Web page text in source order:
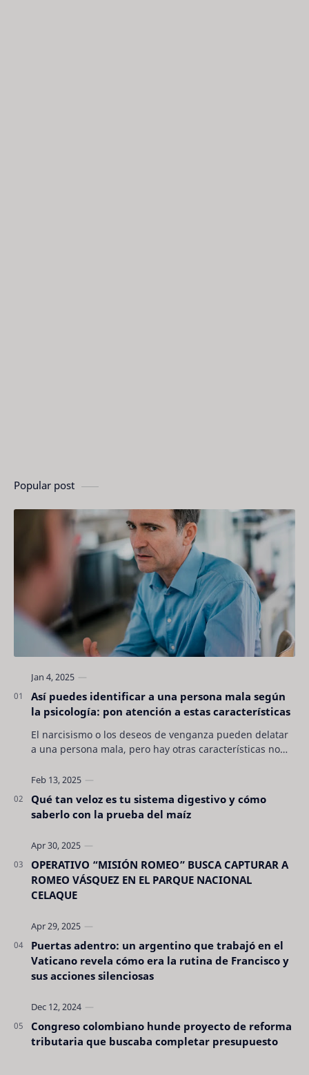
Popular post
Así puedes identificar a una persona mala según
la psicología: pon atención a estas características
El narcisismo o los deseos de venganza pueden delatar
a una persona mala, pero hay otras características no
Qué tan veloz es tu sistema digestivo y cómo
saberlo con la prueba del maíz
OPERATIVO “MISIÓN ROMEO” BUSCA CAPTURAR A
ROMEO VÁSQUEZ EN EL PARQUE NACIONAL
CELAQUE
Puertas adentro: un argentino que trabajó en el
Vaticano revela cómo era la rutina de Francisco y
sus acciones silenciosas
Congreso colombiano hunde proyecto de reforma
tributaria que buscaba completar presupuesto